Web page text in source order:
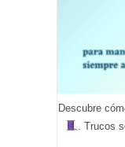
Descubre
. Trucos